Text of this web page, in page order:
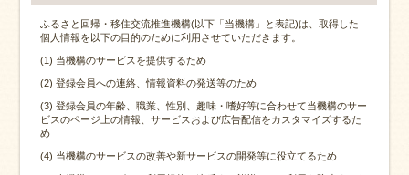
ふるさと回帰・移住交流推進機構(以下「当機構」と表記)は、取得した
個人情報を以下の目的のために利用させていただきます。
(1) 当機構のサービスを提供するため
(2) 登録会員への連絡、情報資料の発送等のため
(3) 登録会員の年齢、職業、性別、趣味・嗜好等に合わせて当機構のサー
ビスのページ上の情報、サービスおよび広告配信をカスタマイズするた
め
(4) 当機構のサービスの改善や新サービスの開発等に役立てるため